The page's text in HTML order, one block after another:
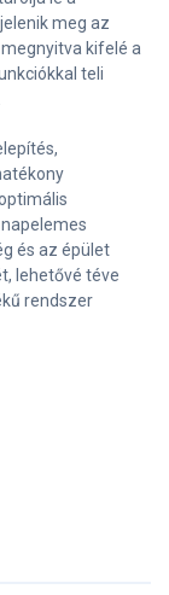
meg az
kifelé a
teli
és az épület
lehetővé téve
rendszer